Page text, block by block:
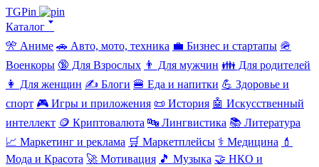
TGPin
Каталог 🢓
🎌 Аниме 🚗 Авто, мото, техника 💼 Бизнес и стартапы 🪖
Военкоры 🔞 Для Взрослых 👨 Для мужчин 👪 Для родителей
👩 Для женщин ✍️ Блоги 🍔 Еда и напитки 💪 Здоровье и
спорт 🎮 Игры и приложения 📜 История 🤖 Искусственный
интеллект 🪙 Криптовалюта 🔤 Лингвистика 📚 Литература
📈 Маркетинг и реклама 🛒 Маркетплейсы ⚕️ Медицина 💄
Мода и Красота 🚀 Мотивация 🎵 Музыка 🤝 НКО и